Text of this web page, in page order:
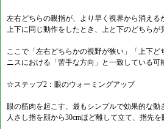
左右どちらの親指が、より早く視界から消える
上下に同じ動作をしたとき、上と下のどちらが
ここで「左右どちらかの視野が狭い」「上下
ニスにおける「苦手な方向」と一致している可
☆ステップ2：眼のウォーミングアップ
眼の筋肉を起こす、最もシンプルで効果的な動
人さし指を顔から30cmほど離して立て、指先